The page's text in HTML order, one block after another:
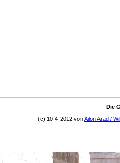
Die
(c) 10-4-2012 vonAilon Arad /